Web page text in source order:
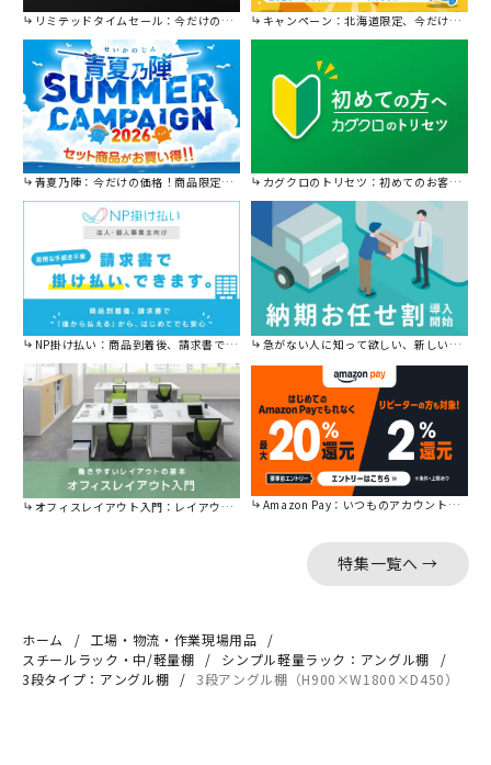
リミテッドタイムセール：今だけの限定セール。 キャンペーン：北海道限定、今だけ送料無料！
青夏乃陣：今だけの価格！商品限定セール開催中です。 カグクロのトリセツ：初めてのお客様はこちら。
NP掛け払い：商品到着後、請求書で後から払えます。 急がない人に知って欲しい、新しい割引を始めました。
オフィスレイアウト入門：レイアウトの基本をご紹介。 Amazon Pay：いつものアカウントで簡単に決済可能。
特集一覧へ →
ホーム
工場・物流・作業現場用品
スチールラック・中/軽量棚
シンプル軽量ラック：アングル棚
3段タイプ：アングル棚
3段アングル棚（H900×W1800×D450）